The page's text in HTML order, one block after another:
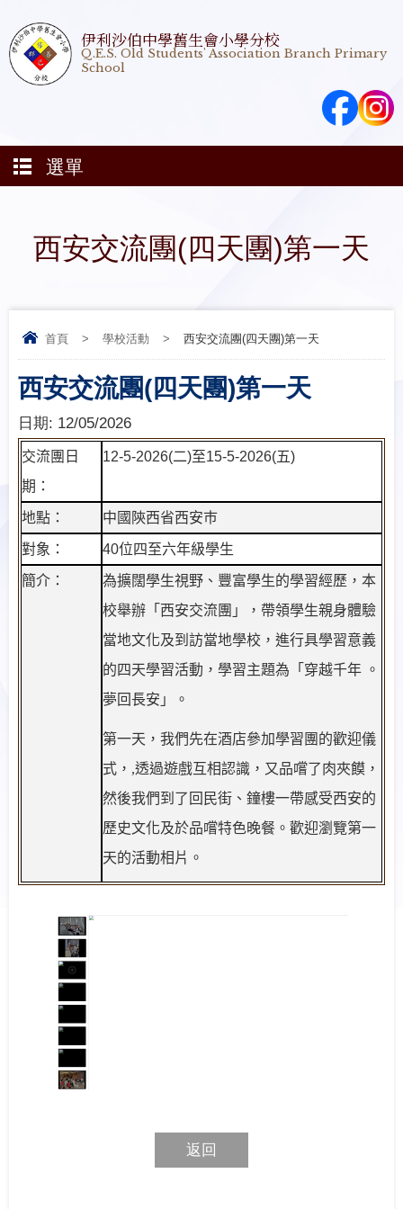
伊利沙伯中學舊生會小學分校
Q.E.S. Old Students' Association Branch Primary
School
選單
西安交流團(四天團)第一天
首頁 > 學校活動 > 西安交流團(四天團)第一天
西安交流團(四天團)第一天
日期: 12/05/2026
交流團 日
期 ：
12-5-2026(二)至15-5-2026(五)
地點： 中國陝西省西安巿
對象： 40位四至六年級學生
簡介：
為擴闊學生視野、豐富學生的學習經歷，本
校舉辦「西安交流團」，帶領學生親身體驗
當地文化及到訪當地學校，進行具學習意義
的四天學習活動，學習主題為「穿越千年 。
夢回長安」。
第一天，我們先在酒店參加學習團的歡迎儀
式，,透過遊戲互相認識，又品嚐了肉夾饃，
然後我們到了回民街、鐘樓一帶感受西安的
歷史文化及於品嚐特色晚餐。歡迎瀏覽第一
天的活動相片。
返回